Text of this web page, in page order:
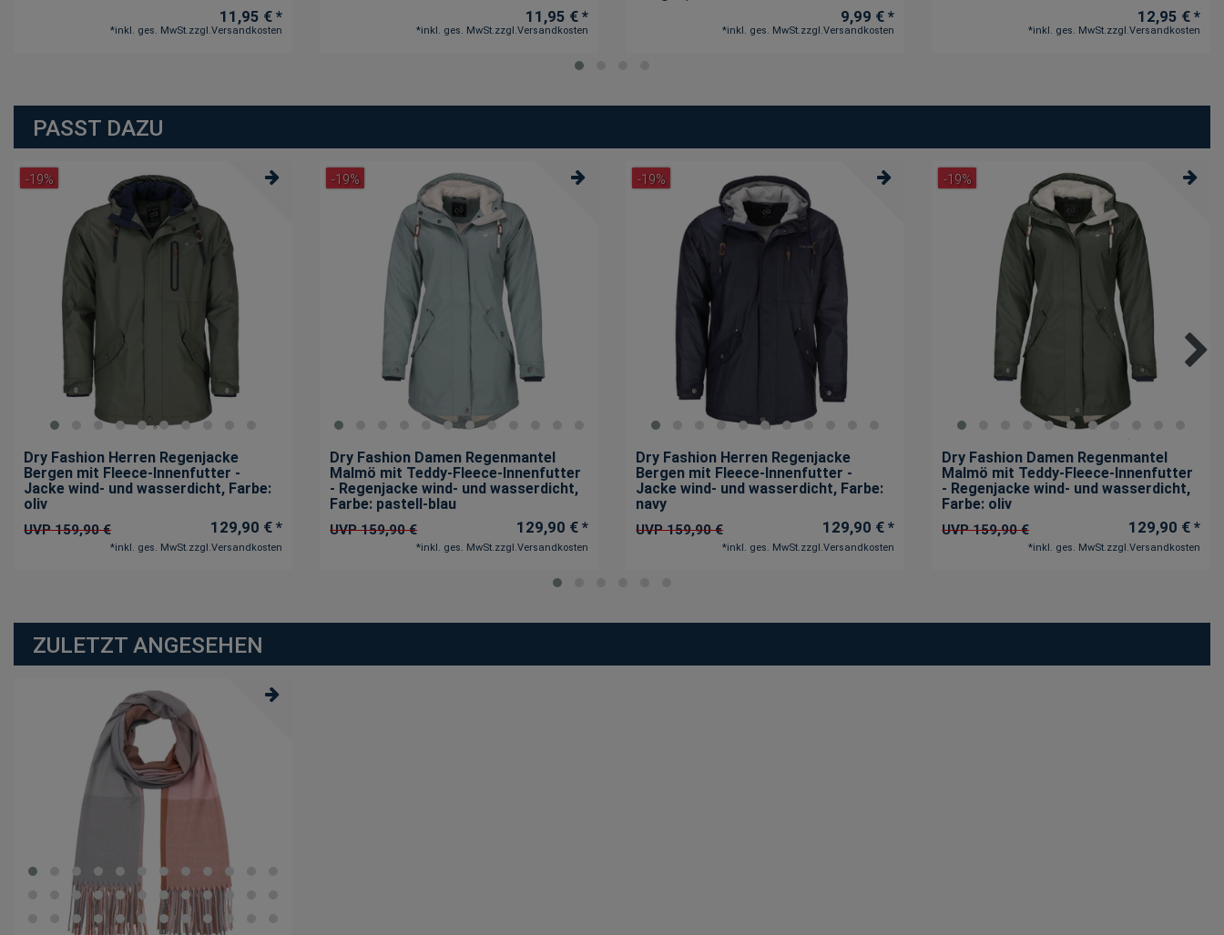
11,95 € *
*inkl. ges. MwSt.zzgl.Versandkosten
11,95 € *
*inkl. ges. MwSt.zzgl.Versandkosten
9,99 € *
*inkl. ges. MwSt.zzgl.Versandkosten
12,95 € *
*inkl. ges. MwSt.zzgl.Versandkosten
PASST DAZU
-19%
Dry Fashion Herren Regenjacke
Bergen mit Fleece-Innenfutter -
Jacke wind- und wasserdicht, Farbe:
oliv
UVP 159,90 € 129,90 € *
*inkl. ges. MwSt.zzgl.Versandkosten
-19%
Dry Fashion Damen Regenmantel
Malmö mit Teddy-Fleece-Innenfutter
- Regenjacke wind- und wasserdicht,
Farbe: pastell-blau
UVP 159,90 € 129,90 € *
*inkl. ges. MwSt.zzgl.Versandkosten
-19%
Dry Fashion Herren Regenjacke
Bergen mit Fleece-Innenfutter -
Jacke wind- und wasserdicht, Farbe:
navy
UVP 159,90 € 129,90 € *
*inkl. ges. MwSt.zzgl.Versandkosten
-19%
Dry Fashion Damen Regenmantel
Malmö mit Teddy-Fleece-Innenfutter
- Regenjacke wind- und wasserdicht,
Farbe: oliv
UVP 159,90 € 129,90 € *
*inkl. ges. MwSt.zzgl.Versandkosten
ZULETZT ANGESEHEN